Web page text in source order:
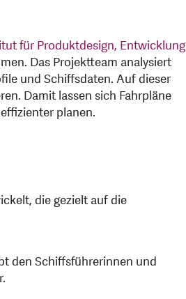
für Produktdesign, Entwicklung
Das Projektteam analysiert
und Schiffsdaten. Auf dieser
Damit lassen sich Fahrpläne
planen.
die gezielt auf die
den Schiffsführerinnen und